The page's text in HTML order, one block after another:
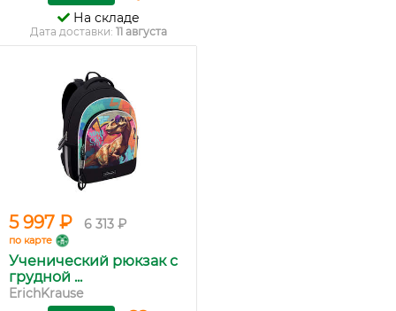
На складе
Дата доставки: 11 августа
5 997 ₽ 6 313 ₽
по карте
Ученический рюкзак с
грудной ...
ErichKrause